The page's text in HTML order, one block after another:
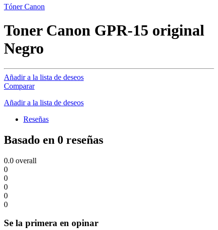
Tóner Canon
Toner Canon GPR-15 original
Negro
Añadir a la lista de deseos
Comparar
Añadir a la lista de deseos
Reseñas
Basado en 0 reseñas
0.0 overall
0
0
0
0
0
Se la primera en opinar